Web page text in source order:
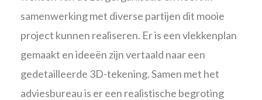
samenwerking met diverse partijen dit mooie
project kunnen realiseren. Er is een vlekkenplan
gemaakt en ideeën zijn vertaald naar een
gedetailleerde 3D-tekening. Samen met het
adviesbureau is er een realistische begroting